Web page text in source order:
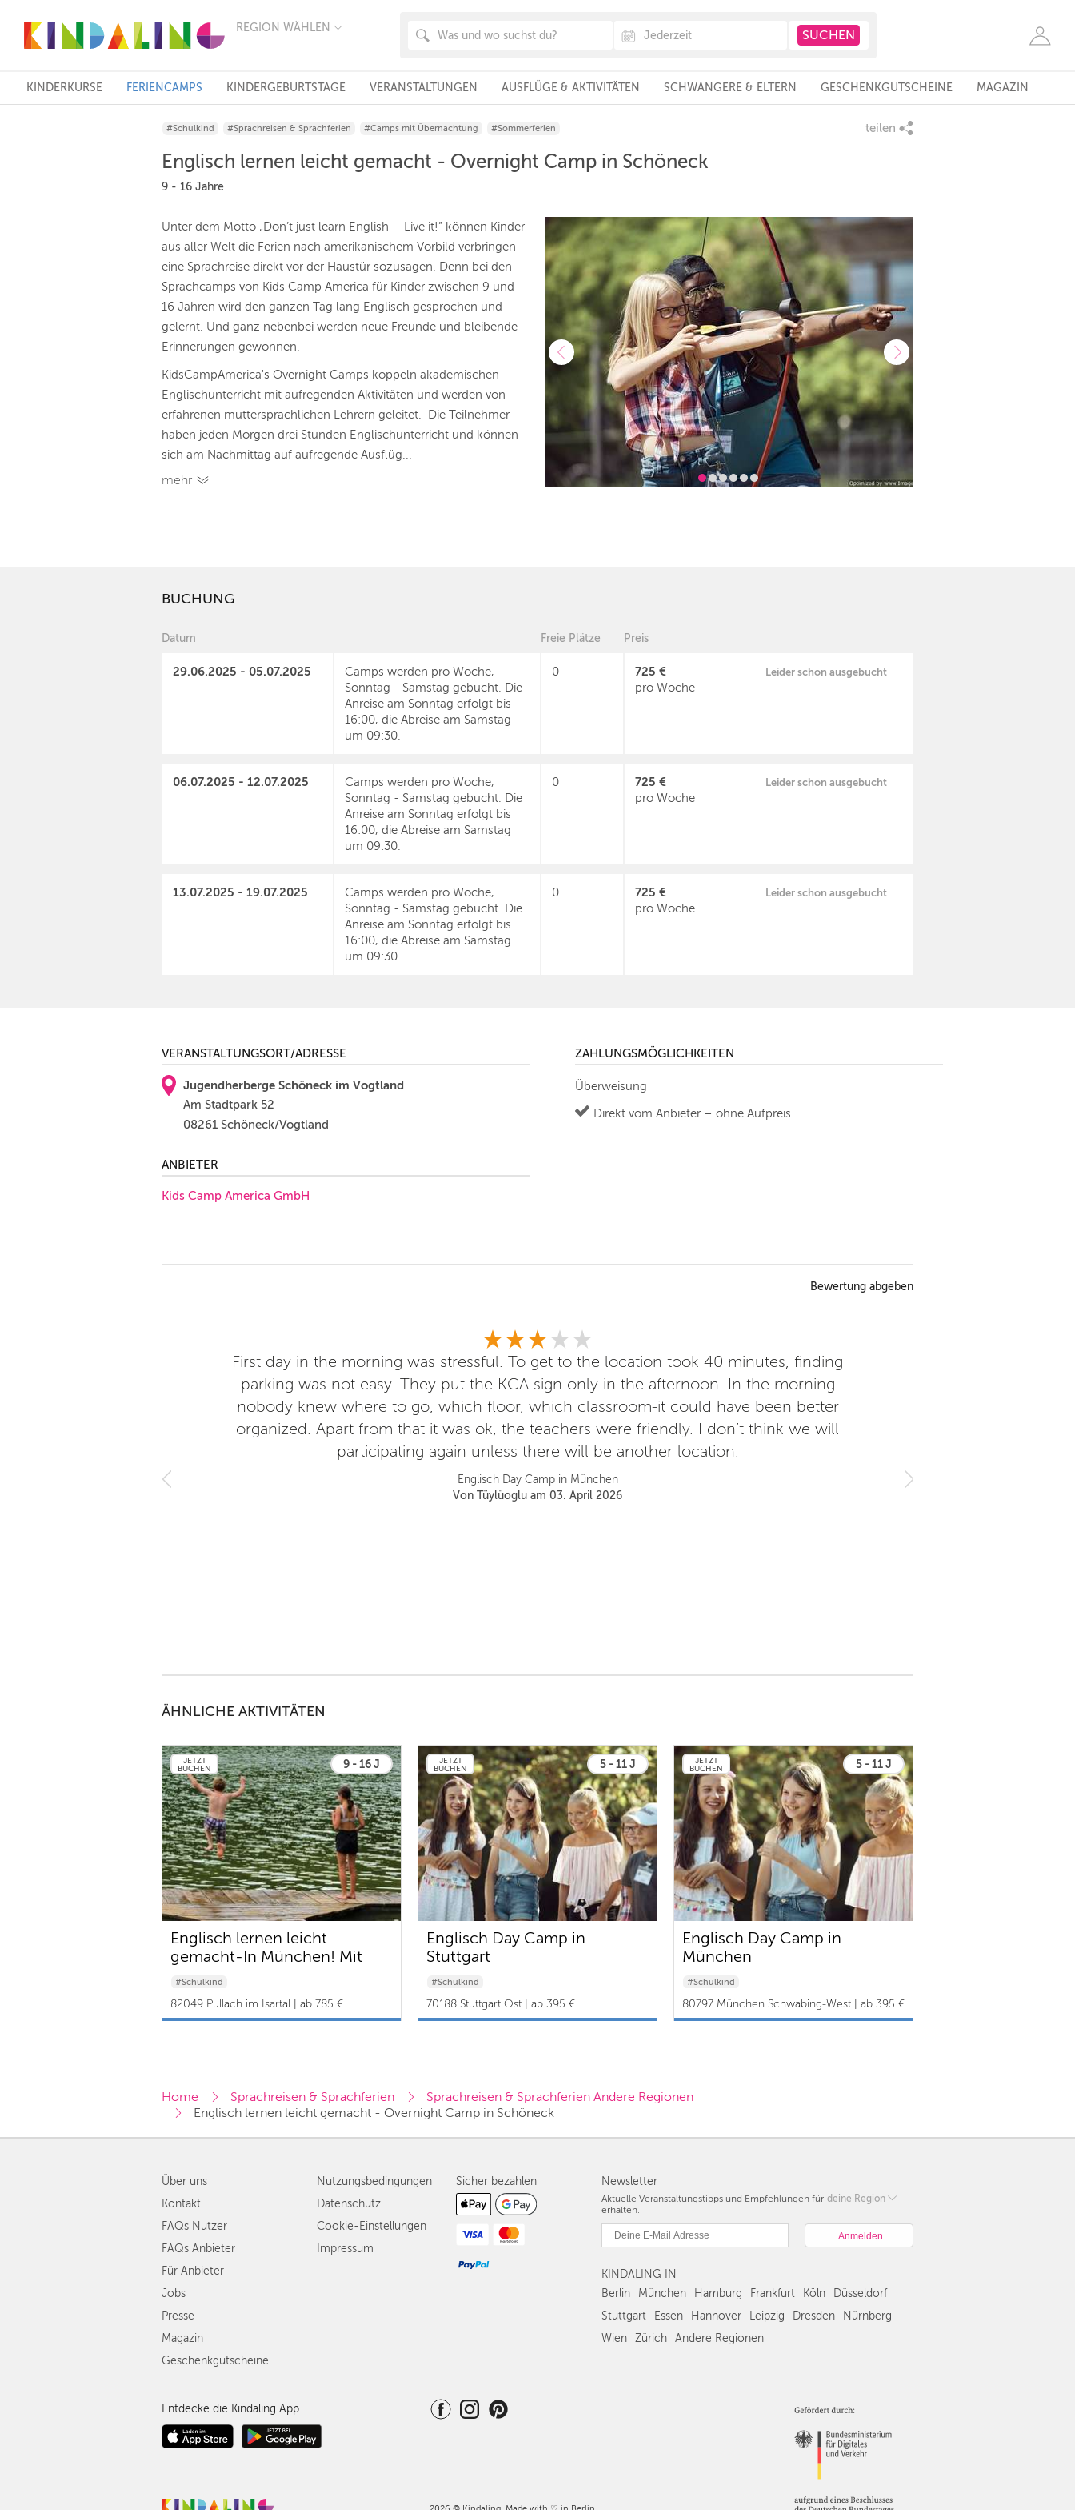
REGION WÄHLEN
FRANKFURT
KÖLN
STUTTGART
HANNOVER
WIEN
ZÜRICH
ANDERE
REGIONEN
KINDERKURSE FERIENCAMPS KINDERGEBURTSTAGE VERANSTALTUNGEN AUSFLÜGE & AKTIVITÄTEN SCHWANGERE & ELTERN GESCHENKGUTSCHEINE MAGAZIN
#Schulkind #Sprachreisen & Sprachferien #Camps mit Übernachtung #Sommerferien teilen
Englisch lernen leicht gemacht - Overnight Camp in Schöneck
9 - 16 Jahre
Unter dem Motto „Don’t just learn English – Live it!” können Kinder
aus aller Welt die Ferien nach amerikanischem Vorbild verbringen -
eine Sprachreise direkt vor der Haustür sozusagen. Denn bei den
Sprachcamps von Kids Camp America für Kinder zwischen 9 und
16 Jahren wird den ganzen Tag lang Eng­lisch gesprochen und
gelernt. Und ganz nebenbei werden neue Freunde und bleibende
Erinnerungen gewonnen.
KidsCampAmerica's Overnight Camps koppeln akademischen
Englischunterricht mit aufregenden Aktivitäten und werden von
erfahrenen muttersprachlichen Lehrern geleitet. Die Teilnehmer
haben jeden Morgen drei Stunden Englischunterricht und können
sich am Nachmittag auf aufregende Ausflüg...
mehr
BUCHUNG
Datum Freie Plätze Preis
29.06.2025 - 05.07.2025
Camps werden pro Woche,
Sonntag - Samstag gebucht. Die
Anreise am Sonntag erfolgt bis
16:00, die Abreise am Samstag
um 09:30.
0 725 €
pro Woche
Leider schon ausgebucht
06.07.2025 - 12.07.2025
Camps werden pro Woche,
Sonntag - Samstag gebucht. Die
Anreise am Sonntag erfolgt bis
16:00, die Abreise am Samstag
um 09:30.
0 725 €
pro Woche
Leider schon ausgebucht
13.07.2025 - 19.07.2025
Camps werden pro Woche,
Sonntag - Samstag gebucht. Die
Anreise am Sonntag erfolgt bis
16:00, die Abreise am Samstag
um 09:30.
0 725 €
pro Woche
Leider schon ausgebucht
ZAHLUNGSMÖGLICHKEITEN
Überweisung
Direkt vom Anbieter – ohne Aufpreis
VERANSTALTUNGSORT/ADRESSE
Jugendherberge Schöneck im Vogtland
Am Stadtpark 52
08261 Schöneck/Vogtland
ANBIETER
Kids Camp America GmbH
Bewertung abgeben
First day in the morning was stressful. To get to the location took 40 minutes, finding
parking was not easy. They put the KCA sign only in the afternoon. In the morning
nobody knew where to go, which floor, which classroom-it could have been better
organized. Apart from that it was ok, the teachers were friendly. I don’t think we will
participating again unless there will be another location.
Englisch Day Camp in München
Von Tüylüoglu am 03. April 2026
ÄHNLICHE AKTIVITÄTEN
JETZT
BUCHEN
9 - 16 J
Englisch lernen leicht
gemacht-In München! Mit
Übernachtung
#Schulkind
82049 Pullach im Isartal | ab 785 €
JETZT
BUCHEN
5 - 11 J
Englisch Day Camp in
Stuttgart
#Schulkind
70188 Stuttgart Ost | ab 395 €
JETZT
BUCHEN
5 - 11 J
Englisch Day Camp in
München
#Schulkind
80797 München Schwabing-West | ab 395 €
Home Sprachreisen & Sprachferien
Sprachreisen & Sprachferien Andere Regionen
Englisch lernen leicht gemacht - Overnight Camp in Schöneck
Newsletter
Aktuelle Veranstaltungstipps und Empfehlungen für deine Region
Berlin
Hamburg
Düsseldorf
Stuttgart
Nürnberg
Wien
Zürich
erhalten.
KINDALING IN
Berlin
München Hamburg Frankfurt Köln
Düsseldorf
Stuttgart
Essen Hannover Leipzig Dresden
Nürnberg
Wien
Zürich Andere Regionen
Über uns
Kontakt
FAQs Nutzer
FAQs Anbieter
Für Anbieter
Jobs
Presse
Magazin
Geschenkgutscheine
Nutzungsbedingungen
Datenschutz
Cookie-Einstellungen
Impressum
Sicher bezahlen
Entdecke die Kindaling App